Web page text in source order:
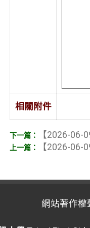
相關附件
【2026-06-
【2026-06-
網站著作權